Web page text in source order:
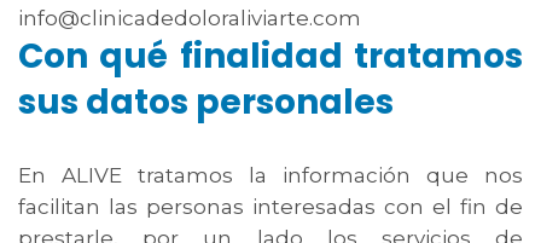
info@clinicadedoloraliviarte.com
Con qué finalidad tratamos
sus datos personales
En ALIVE tratamos la información que nos
facilitan las personas interesadas con el fin de
prestarle, por un lado los servicios de